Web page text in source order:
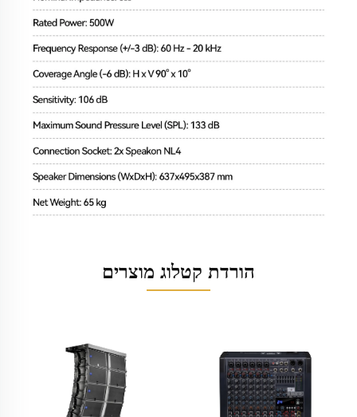
הורדת קטלוג מוצרים